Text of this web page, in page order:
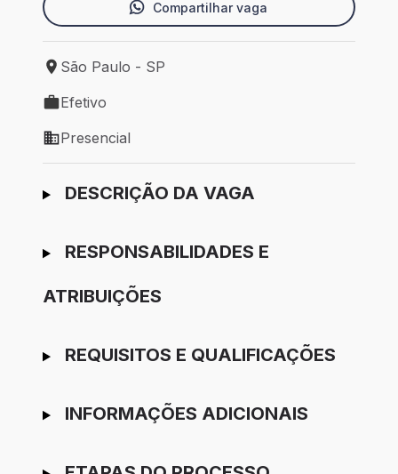
Compartilhar vaga
Local de trabalho: São Paulo - SP
São Paulo - SP
Tipo de vaga: Efetivo
Efetivo
Modelo de trabalho: Presencial
Presencial
Ir para candidatura
DESCRIÇÃO DA VAGA
RESPONSABILIDADES E
ATRIBUIÇÕES
REQUISITOS E QUALIFICAÇÕES
INFORMAÇÕES ADICIONAIS